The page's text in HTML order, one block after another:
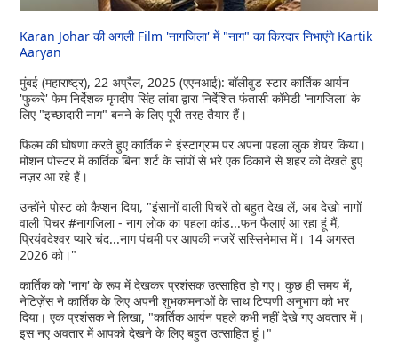
Karan Johar की अगली Film 'नागजिला' में "नाग" का किरदार निभाएंगे Kartik
Aaryan
मुंबई (महाराष्ट्र), 22 अप्रैल, 2025 (एएनआई): बॉलीवुड स्टार कार्तिक आर्यन
'फुकरे' फेम निर्देशक मृगदीप सिंह लांबा द्वारा निर्देशित फंतासी कॉमेडी 'नागजिला' के
लिए "इच्छादारी नाग" बनने के लिए पूरी तरह तैयार हैं।
फिल्म की घोषणा करते हुए कार्तिक ने इंस्टाग्राम पर अपना पहला लुक शेयर किया।
मोशन पोस्टर में कार्तिक बिना शर्ट के सांपों से भरे एक ठिकाने से शहर को देखते हुए
नज़र आ रहे हैं।
उन्होंने पोस्ट को कैप्शन दिया, "इंसानों वाली पिचरें तो बहुत देख लें, अब देखो नागों
वाली पिचर #नागजिला - नाग लोक का पहला कांड...फन फैलाएं आ रहा हूं मैं,
प्रियंवदेश्वर प्यारे चंद...नाग पंचमी पर आपकी नजरें सस्सिनेमास में। 14 अगस्त
2026 को।"
कार्तिक को 'नाग' के रूप में देखकर प्रशंसक उत्साहित हो गए। कुछ ही समय में,
नेटिज़ेंस ने कार्तिक के लिए अपनी शुभकामनाओं के साथ टिप्पणी अनुभाग को भर
दिया। एक प्रशंसक ने लिखा, "कार्तिक आर्यन पहले कभी नहीं देखे गए अवतार में।
इस नए अवतार में आपको देखने के लिए बहुत उत्साहित हूं।"